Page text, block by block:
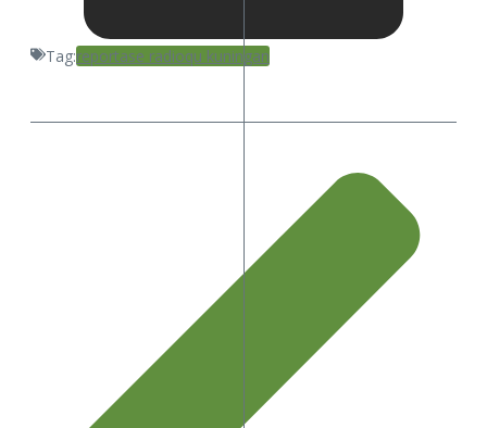
Tag:reportase radioqu kuningan